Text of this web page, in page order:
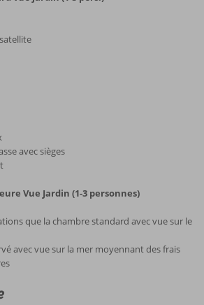
avec sièges
Vue Jardin (1-3 personnes)
que la chambre standard avec vue sur le
avec vue sur la mer moyennant des frais